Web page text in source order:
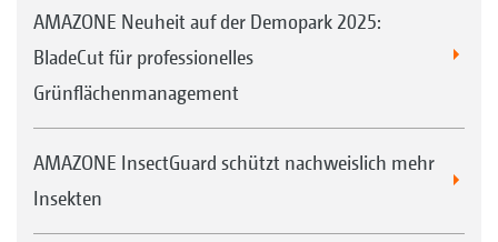
oder Sportanlagen, sowie dank
Beleuchtungssystem und Kabine auch für
AMAZONE Neuheit auf der Demopark 2025:
BladeCut für professionelles
Grünflächenmanagement
AMAZONE InsectGuard schützt nachweislich mehr
Insekten